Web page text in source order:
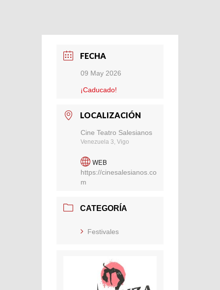
FECHA
09 May 2026
¡Caducado!
LOCALIZACIÓN
Cine Teatro Salesianos
Venezuela 3, Vigo
WEB
https://cinesalesianos.co
m
CATEGORÍA
Festivales